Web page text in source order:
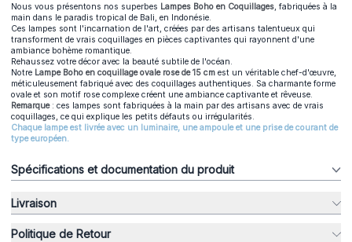
Nous vous présentons nos superbes Lampes Boho en Coquillages, fabriquées à la
main dans le paradis tropical de Bali, en Indonésie.
Ces lampes sont l'incarnation de l'art, créées par des artisans talentueux qui
transforment de vrais coquillages en pièces captivantes qui rayonnent d'une
ambiance bohème romantique.
Rehaussez votre décor avec la beauté subtile de l'océan.
Notre Lampe Boho en coquillage ovale rose de 15 cm est un véritable chef-d'œuvre,
méticuleusement fabriqué avec des coquillages authentiques. Sa charmante forme
ovale et son motif rose complexe créent une ambiance captivante et rêveuse.
Remarque: ces lampes sont fabriquées à la main par des artisans avec de vrais
coquillages, ce qui explique les petits défauts ou irrégularités.
Chaque lampe est livrée avec un luminaire, une ampoule et une prise de courant de
type européen.
Spécifications et documentation du produit
Livraison
Politique de Retour